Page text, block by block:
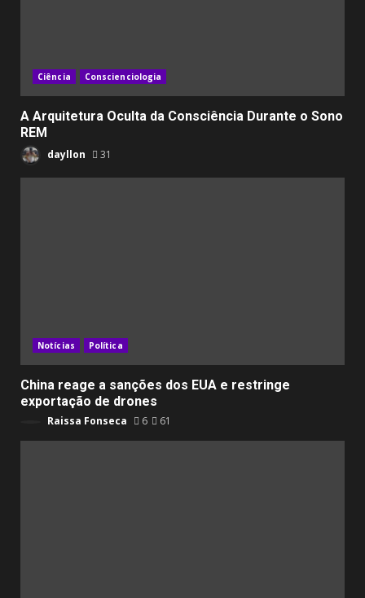
Ciência Conscienciologia
A Arquitetura Oculta da Consciência Durante o Sono
REM
dayllon 31
Notícias Política
China reage a sanções dos EUA e restringe
exportação de drones
Raissa Fonseca 6 61